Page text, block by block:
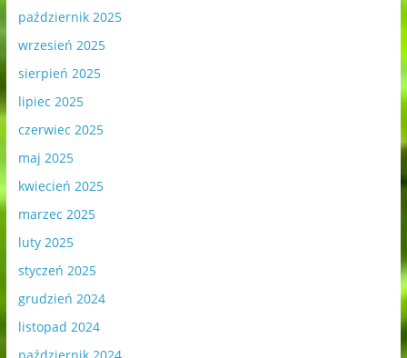
październik 2025
wrzesień 2025
sierpień 2025
lipiec 2025
czerwiec 2025
maj 2025
kwiecień 2025
marzec 2025
luty 2025
styczeń 2025
grudzień 2024
listopad 2024